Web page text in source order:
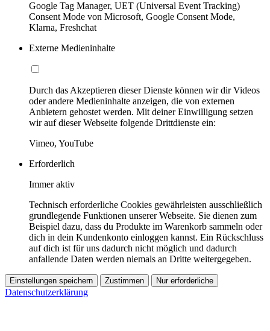
Google Tag Manager, UET (Universal Event Tracking)
Consent Mode von Microsoft, Google Consent Mode,
Klarna, Freshchat
Externe Medieninhalte
Durch das Akzeptieren dieser Dienste können wir dir Videos
oder andere Medieninhalte anzeigen, die von externen
Anbietern gehostet werden. Mit deiner Einwilligung setzen
wir auf dieser Webseite folgende Drittdienste ein:
Vimeo, YouTube
Erforderlich
Immer aktiv
Technisch erforderliche Cookies gewährleisten ausschließlich
grundlegende Funktionen unserer Webseite. Sie dienen zum
Beispiel dazu, dass du Produkte im Warenkorb sammeln oder
dich in dein Kundenkonto einloggen kannst. Ein Rückschluss
auf dich ist für uns dadurch nicht möglich und dadurch
anfallende Daten werden niemals an Dritte weitergegeben.
Einstellungen speichern Zustimmen Nur erforderliche
Datenschutzerklärung